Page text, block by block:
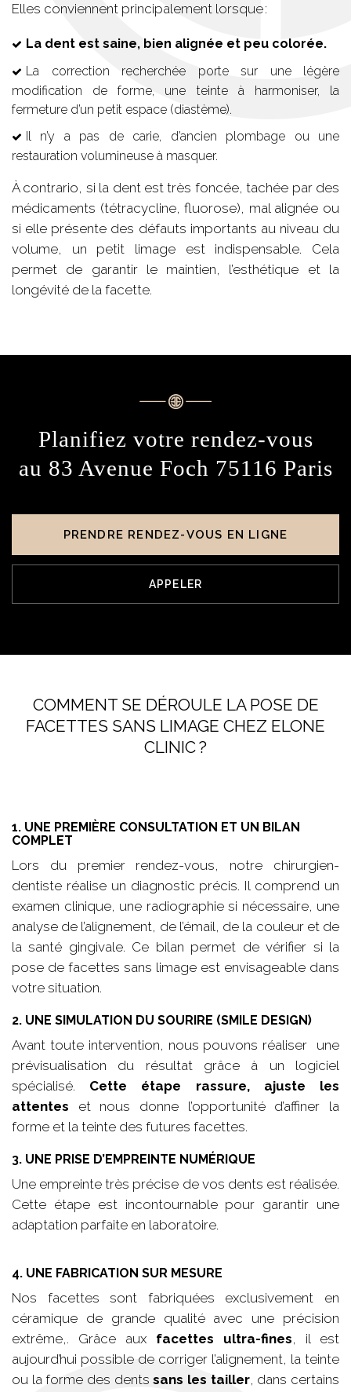
Elles conviennent principalement lorsque :
La dent est saine, bien alignée et peu colorée.
La correction recherchée porte sur une légère
modification de forme, une teinte à harmoniser, la
fermeture d’un petit espace (diastème).
Il n’y a pas de carie, d’ancien plombage ou une
restauration volumineuse à masquer.
À contrario, si la dent est très foncée, tachée par des
médicaments (tétracycline, fluorose), mal alignée ou
si elle présente des défauts importants au niveau du
volume, un petit limage est indispensable. Cela
permet de garantir le maintien, l’esthétique et la
longévité de la facette.
Planifiez votre rendez-vous
au 83 Avenue Foch 75116 Paris
PRENDRE RENDEZ-VOUS EN LIGNE
APPELER
COMMENT SE DÉROULE LA POSE DE
FACETTES SANS LIMAGE CHEZ ELONE
CLINIC ?
1. UNE PREMIÈRE CONSULTATION ET UN BILAN
COMPLET
Lors du premier rendez-vous, notre chirurgien-
dentiste réalise un diagnostic précis. Il comprend un
examen clinique, une radiographie si nécessaire, une
analyse de l’alignement, de l’émail, de la couleur et de
la santé gingivale. Ce bilan permet de vérifier si la
pose de facettes sans limage est envisageable dans
votre situation.
2. UNE SIMULATION DU SOURIRE (SMILE DESIGN)
Avant toute intervention, nous pouvons réaliser une
prévisualisation du résultat grâce à un logiciel
spécialisé. Cette étape rassure, ajuste les
attentes et nous donne l’opportunité d’affiner la
forme et la teinte des futures facettes.
3. UNE PRISE D’EMPREINTE NUMÉRIQUE
Une empreinte très précise de vos dents est réalisée.
Cette étape est incontournable pour garantir une
adaptation parfaite en laboratoire.
4. UNE FABRICATION SUR MESURE
Nos facettes sont fabriquées exclusivement en
céramique de grande qualité avec une précision
extrême,. Grâce aux facettes ultra-fines, il est
aujourd’hui possible de corriger l’alignement, la teinte
ou la forme des dentssans les tailler, dans certains